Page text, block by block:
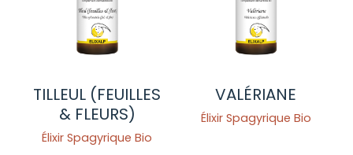
TILLEUL (FEUILLES
& FLEURS)
Élixir Spagyrique Bio
VALÉRIANE
Élixir Spagyrique Bio